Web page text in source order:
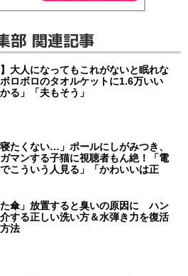
部 関連記事
】大人になってもこれがないと眠れな
ボロのタオルケットに1.6万いい
る」「夫もそう」
寝たくない…」ポールにしがみつき、
マンする子猫に視聴者もん絶！「電
こういう人見る」「かわいいは正
た傘」放置すると臭いの原因に ハン
する正しい洗い方＆水弾き力を復活
法